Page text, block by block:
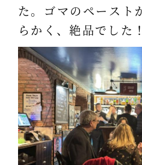
た。ゴマのペースト
らかく、絶品でした！